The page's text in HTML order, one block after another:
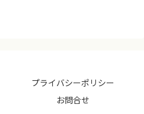
プライバシーポリシー
お問合せ